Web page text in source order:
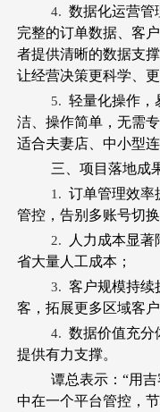
4. 数据化运营管
完整的订单数据、客
者提供清晰的数据支
让经营决策更科学、更
5. 轻量化操作，
洁、操作简单，无需
适合夫妻店、中小型
三、项目落地成
1. 订单管理效率
管控，告别多账号切换
2.
人力成本显
省大量人工成本；
3. 客户规模持续
客，拓展更多区域客户
4. 数据价值充分
提供有力支撑。
谭总表示：“用
中在一个平台管控，